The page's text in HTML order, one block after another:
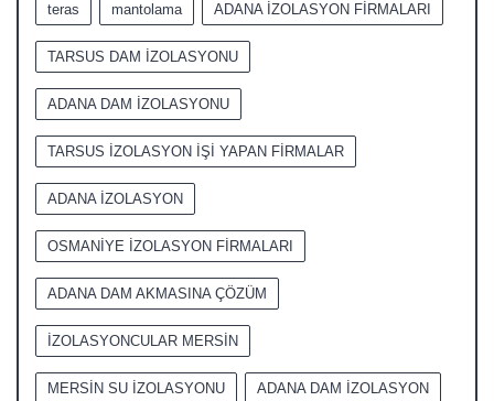
teras mantolama ADANA İZOLASYON FİRMALARI
TARSUS DAM İZOLASYONU
ADANA DAM İZOLASYONU
TARSUS İZOLASYON İŞİ YAPAN FİRMALAR
ADANA İZOLASYON
OSMANİYE İZOLASYON FİRMALARI
ADANA DAM AKMASINA ÇÖZÜM
İZOLASYONCULAR MERSİN
MERSİN SU İZOLASYONU ADANA DAM İZOLASYON